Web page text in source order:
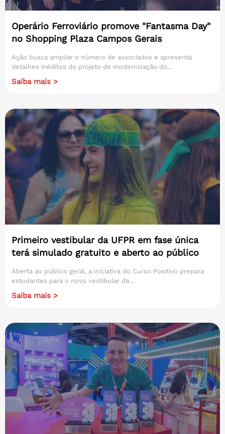
Operário Ferroviário promove "Fantasma Day"
no Shopping Plaza Campos Gerais
Ação busca ampliar o número de associados e apresenta
detalhes inéditos do projeto de modernização do...
Saiba mais >
Primeiro vestibular da UFPR em fase única
terá simulado gratuito e aberto ao público
Aberta ao público geral, a iniciativa do Curso Positivo prepara
estudantes para o novo vestibular da...
Saiba mais >